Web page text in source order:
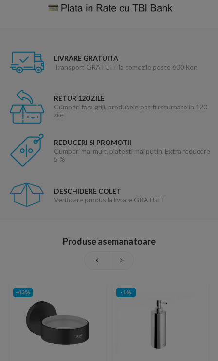
LIVRARE GRATUITA
Transport GRATUIT la comezile peste 600 Ron
RETUR 120 ZILE
Cumperi fara griji, produsele pot fi returnate in 120
zile
REDUCERI SI PROMOTII
Cumperi mai mult, platesti mai putin. Extra reducere
5 %
DESCHIDERE COLET
Verificare produs la livrare GRATUIT
Produse asemanatoare
-43% -1%